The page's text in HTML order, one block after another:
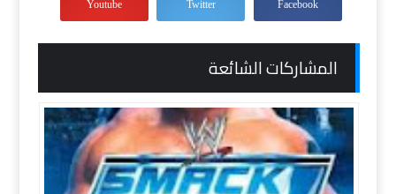
Facebook
Twitter
Youtube
المشاركات الشائعة